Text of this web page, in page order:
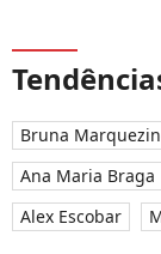
Bruna
Ana Maria Braga
Alex Escobar